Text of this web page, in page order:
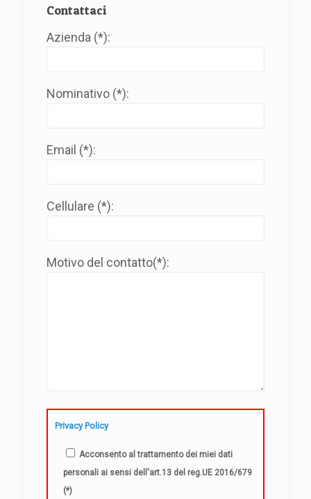
Contattaci
Azienda (*):
Nominativo (*):
Email (*):
Cellulare (*):
Motivo del contatto(*):
Privacy Policy
Acconsento al trattamento dei miei dati
personali ai sensi dell'art.13 del reg.UE 2016/679
(*)